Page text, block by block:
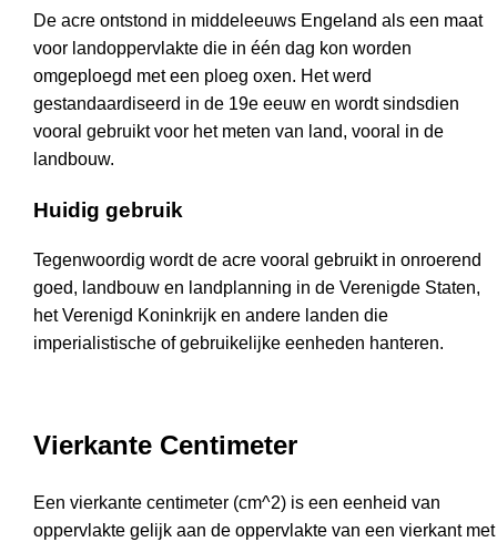
De acre ontstond in middeleeuws Engeland als een maat
voor landoppervlakte die in één dag kon worden
omgeploegd met een ploeg oxen. Het werd
gestandaardiseerd in de 19e eeuw en wordt sindsdien
vooral gebruikt voor het meten van land, vooral in de
landbouw.
Huidig gebruik
Tegenwoordig wordt de acre vooral gebruikt in onroerend
goed, landbouw en landplanning in de Verenigde Staten,
het Verenigd Koninkrijk en andere landen die
imperialistische of gebruikelijke eenheden hanteren.
Vierkante Centimeter
Een vierkante centimeter (cm^2) is een eenheid van
oppervlakte gelijk aan de oppervlakte van een vierkant met